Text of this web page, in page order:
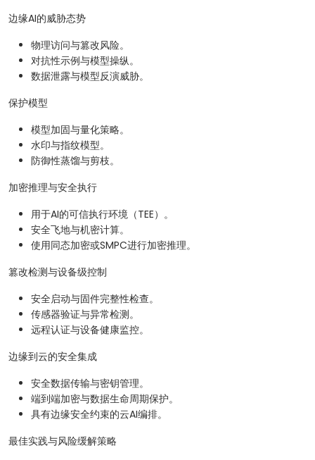
边缘AI的威胁态势
物理访问与篡改风险。
对抗性示例与模型操纵。
数据泄露与模型反演威胁。
保护模型
模型加固与量化策略。
水印与指纹模型。
防御性蒸馏与剪枝。
加密推理与安全执行
用于AI的可信执行环境（TEE）。
安全飞地与机密计算。
使用同态加密或SMPC进行加密推理。
篡改检测与设备级控制
安全启动与固件完整性检查。
传感器验证与异常检测。
远程认证与设备健康监控。
边缘到云的安全集成
安全数据传输与密钥管理。
端到端加密与数据生命周期保护。
具有边缘安全约束的云AI编排。
最佳实践与风险缓解策略